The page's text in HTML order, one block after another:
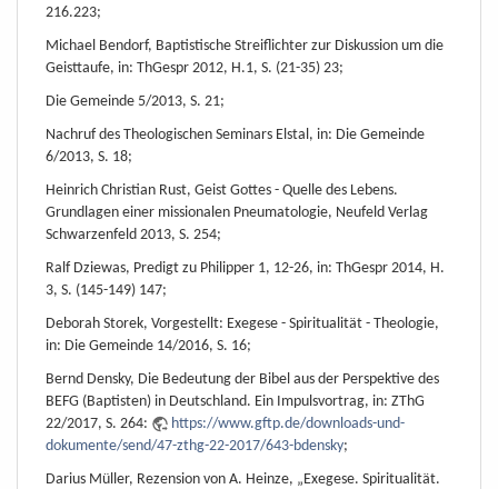
216.223;
Michael Bendorf, Baptistische Streiflichter zur Diskussion um die
Geisttaufe, in: ThGespr 2012, H.1, S. (21-35) 23;
Die Gemeinde 5/2013, S. 21;
Nachruf des Theologischen Seminars Elstal, in: Die Gemeinde
6/2013, S. 18;
Heinrich Christian Rust, Geist Gottes - Quelle des Lebens.
Grundlagen einer missionalen Pneumatologie, Neufeld Verlag
Schwarzenfeld 2013, S. 254;
Ralf Dziewas, Predigt zu Philipper 1, 12-26, in: ThGespr 2014, H.
3, S. (145-149) 147;
Deborah Storek, Vorgestellt: Exegese - Spiritualität - Theologie,
in: Die Gemeinde 14/2016, S. 16;
Bernd Densky, Die Bedeutung der Bibel aus der Perspektive des
BEFG (Baptisten) in Deutschland. Ein Impulsvortrag, in: ZThG
22/2017, S. 264:
https://www.gftp.de/downloads-und-
dokumente/send/47-zthg-22-2017/643-bdensky;
Darius Müller, Rezension von A. Heinze, „Exegese. Spiritualität.